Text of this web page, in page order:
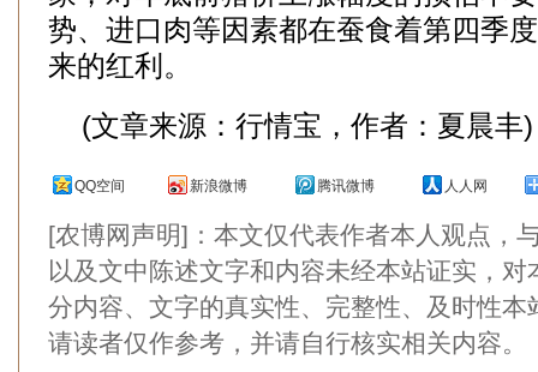
势、进口肉等因素都在蚕食着第四季
来的红利。
(文章来源：行情宝，作者：夏晨丰)
QQ空间 新浪微博 腾讯微博 人人网
[农博网声明]：本文仅代表作者本人观点，
以及文中陈述文字和内容未经本站证实，
分内容、文字的真实性、完整性、及时性
请读者仅作参考，并请自行核实相关内容。